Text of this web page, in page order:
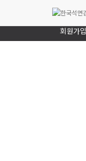
로그인
회원가입